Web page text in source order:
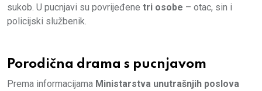
sukob. U pucnjavi su povrijeđene tri osobe – otac, sin i
policijski službenik.
Porodična drama s pucnjavom
Prema informacijama Ministarstva unutrašnjih poslova